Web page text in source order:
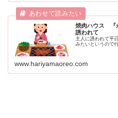
焼肉ハウス 『
誘われて
主人に誘われて平
みたいというので
www.hariyamaoreo.com